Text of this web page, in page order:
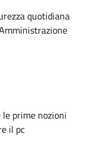
quotidiana
prime nozioni
il pc